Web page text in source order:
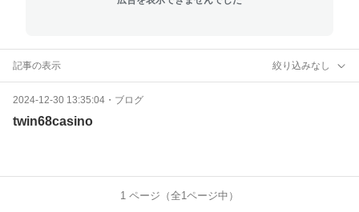
記事の表示 絞り込みなし
2024-12-30 13:35:04 ・ ブログ
twin68casino
1 ページ（全1ページ中）